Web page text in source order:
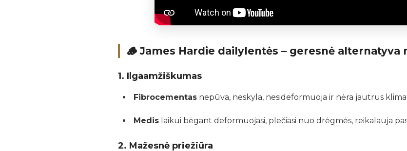
🪵James Hardie dailylentės – geresnė alternatyva
1. Ilgaamžiškumas
Fibrocementas nepūva, neskyla, nesideformuoja ir nėra jautrus
Medis laikui bėgant deformuojasi, plečiasi nuo drėgmės, reikalauja
2. Mažesnė priežiūra